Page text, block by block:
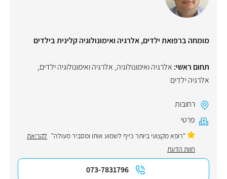
מומחה ברפואת ילדים, אלרגיה ואימונולוגיה קלינית בילדים
תחום ראשי: אלרגיה ואימונולוגיה, אלרגיה ואימונולוגיה ילדים,
אלרגיה ילדים
רחובות
פרטי
"רופא מקצועי ביותר כייף לשמוע אותו ומסביר מעולה" לקריאת
חוות הדעת
073-7831796